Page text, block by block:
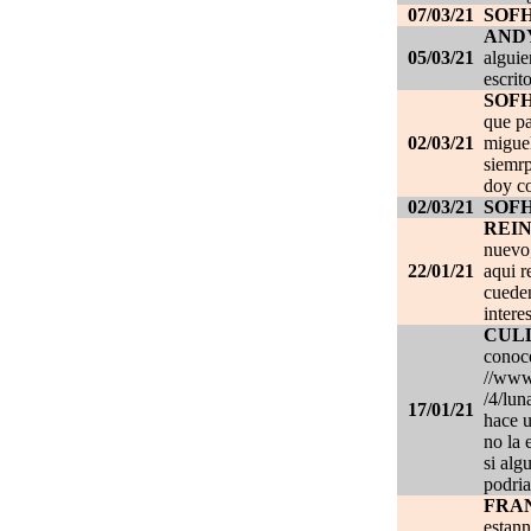
07/03/21
05/03/21
02/03/21
que
doy
02/03/21
22/01/21 aqui
17/01/21
//
/4/
hace
no la
si